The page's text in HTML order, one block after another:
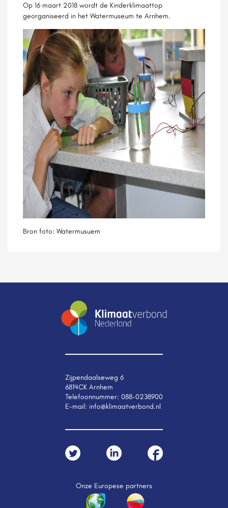
Op 16 maart 2018 wordt de Kinderklimaattop
georganiseerd in het Watermuseum te Arnhem.
Bron foto: Watermusuem
Zijpendaalseweg 6
6814CK Arnhem
Telefoonnummer: 088-0238900
E-mail: info@klimaatverbond.nl
Onze Europese partners